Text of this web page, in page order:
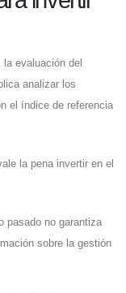
evaluación del
analizar los
el índice de referencia
la pena invertir en el
pasado no garantiza
sobre la gestión